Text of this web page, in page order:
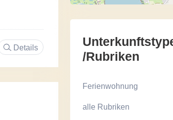
Details
/Rubriken
Ferienwohnung
alle Rubriken